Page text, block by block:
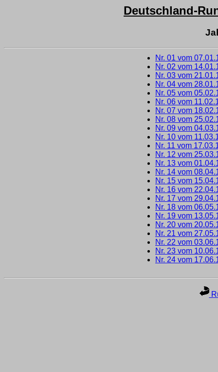
Deutschland-
Nr. 01 vom
Nr. 02 vom
Nr. 03 vom
Nr. 04 vom
Nr. 05 vom
Nr. 06 vom
Nr. 07 vom
Nr. 08 vom
Nr. 09 vom
Nr. 10 vom
Nr. 11 vom
Nr. 12 vom
Nr. 13 vom
Nr. 14 vom
Nr. 15 vom
Nr. 16 vom
Nr. 17 vom
Nr. 18 vom
Nr. 19 vom
Nr. 20 vom
Nr. 21 vom
Nr. 22 vom
Nr. 23 vom
Nr. 24 vom